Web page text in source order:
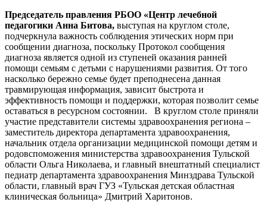
Председатель правления РБОО «Центр лечебной
педагогики Анна Битова, выступая на круглом столе,
подчеркнула важность соблюдения этических норм при
сообщении диагноза, поскольку Протокол сообщения
диагноза является одной из ступеней оказания ранней
помощи семьям с детьми с нарушениями развития. От того
насколько бережно семье будет преподнесена данная
травмирующая информация, зависит быстрота и
эффективность помощи и поддержки, которая позволит семье
оставаться в ресурсном состоянии. В круглом столе приняли
участие представители системы здравоохранения региона –
заместитель директора департамента здравоохранения,
начальник отдела организации медицинской помощи детям и
родовспоможения министерства здравоохранения Тульской
области Ольга Николаева, и главный внештатный специалист
педиатр департамента здравоохранения Минздрава Тульской
области, главный врач ГУЗ «Тульская детская областная
клиническая больница» Дмитрий Харитонов.